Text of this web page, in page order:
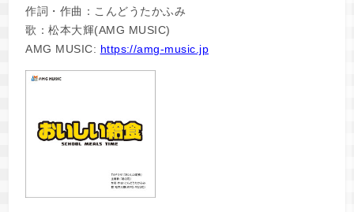
作詞・作曲：こんどうたかふみ
歌：松本大輝(AMG MUSIC)
AMG MUSIC: https://amg-music.jp